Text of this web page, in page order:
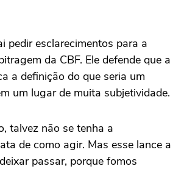
pedir esclarecimentos para a
da CBF. Ele defende que a
a definição do que seria um
um lugar de muita subjetividade.
talvez não se tenha a
de como agir. Mas esse lance a
passar, porque fomos